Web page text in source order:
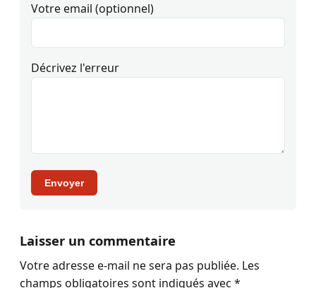
Votre email (optionnel)
Décrivez l'erreur
Envoyer
Laisser un commentaire
Votre adresse e-mail ne sera pas publiée. Les
champs obligatoires sont indiqués avec *